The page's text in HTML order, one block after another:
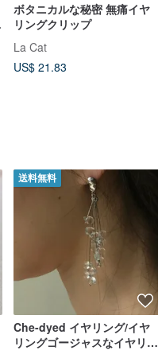
ボタニカルな秘密 無痛イヤ
リングクリップ
La Cat
US$ 21.83
送料無料
Che-dyed イヤリング/イヤ
リングゴージャスなイヤリン